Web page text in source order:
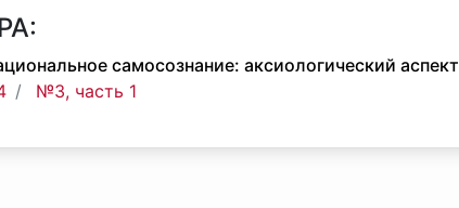
самосознание: аксиологический аспект
№3, часть 1